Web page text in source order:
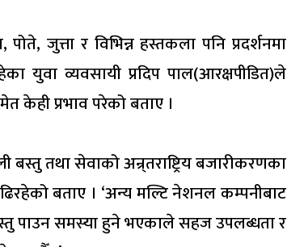
जुत्ता र विभिन्न हस्तकला पनि प्रदर्शनमा
युवा व्यवसायी प्रदिप पाल(आरक्षपीडित)ले
केही प्रभाव परेको बताए ।
तथा सेवाको अन्र्तराष्ट्रिय बजारीकरणका
बताए । ‘अन्य मल्टि नेशनल कम्पनीबाट
पाउन समस्या हुने भएकाले सहज उपलब्धता र